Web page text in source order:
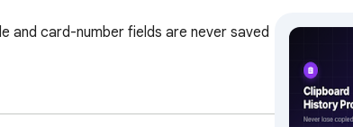
and card-number fields are never saved
storage.